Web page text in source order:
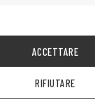
ACCETTARE
RIFIUTARE